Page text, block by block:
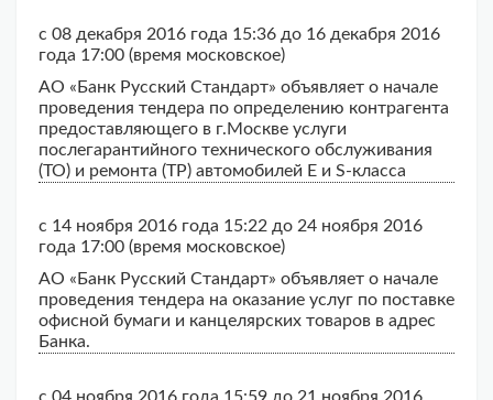
с 08 декабря 2016 года 15:36 до 16 декабря 2016
года 17:00 (время московское)
АО «Банк Русский Стандарт» объявляет о начале
проведения тендера по определению контрагента
предоставляющего в г.Москве услуги
послегарантийного технического обслуживания
(ТО) и ремонта (ТР) автомобилей Е и S-класса
с 14 ноября 2016 года 15:22 до 24 ноября 2016
года 17:00 (время московское)
АО «Банк Русский Стандарт» объявляет о начале
проведения тендера на оказание услуг по поставке
офисной бумаги и канцелярских товаров в адрес
Банка.